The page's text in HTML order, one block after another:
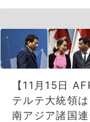
【11月15日
テルテ大統領
南アジア諸国